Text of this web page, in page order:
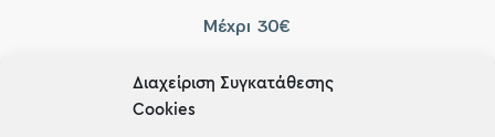
Διαχείριση Συγκατάθεσης
Cookies
Μέχρι 30€
Shop the look